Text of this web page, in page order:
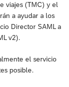
viajes (TMC) y el
a ayudar a los
Director SAML a
v2).
el servicio
posible.